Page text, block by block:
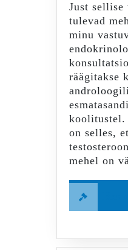
Just sellise
tulevad
minu
räägitakse
koolitustel.
on selles,
mehel on